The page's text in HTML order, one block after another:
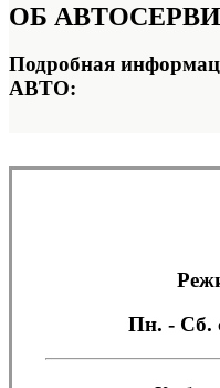
ОБ
Подробная
АВТО:
Пн. - Сб.